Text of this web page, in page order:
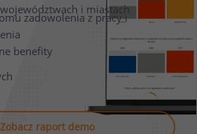
i miastach
zadowolenia z pracy i
benefity
Zobacz raport demo